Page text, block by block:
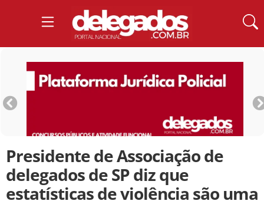
Presidente de Associação de
delegados de SP diz que
estatísticas de violência são uma